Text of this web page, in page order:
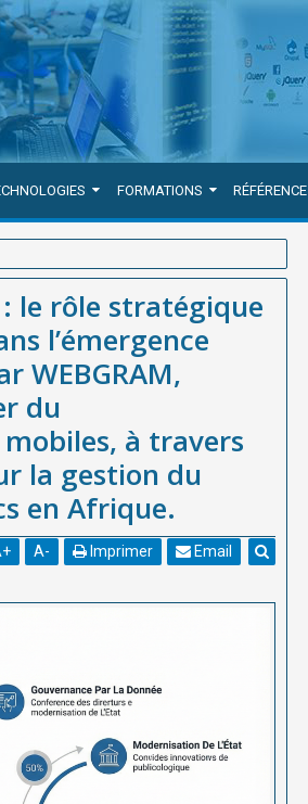
FORMATIONS RÉFÉRENCE
dans l’émergence africaine,
du développement d’applications web
et des équipements publics en
le rôle stratégique
l’émergence
WEBGRAM,
du
à travers
la gestion du
en Afrique.
+ A- Imprimer Email